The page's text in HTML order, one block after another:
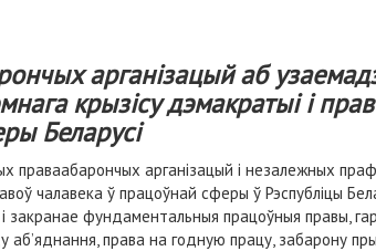
арганізацый аб
крызісу дэмакратыі і
Беларусі
праваабарончых арганізацый і незалежных
чалавека ў працоўнай сферы ў Рэспубліцы
закранае фундаментальныя працоўныя правы,
права на годную працу, забарону